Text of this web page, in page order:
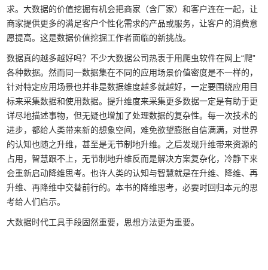
求。大数据的价值挖掘有机会把商家（含厂家）和客户连在一起，让
商家提供更多的满足客户个性化需求的产品或服务，让客户的消费意
愿提高。这是数据价值挖掘工作者面临的新挑战。
数据真的越多越好吗？不少大数据公司热衷于用爬虫软件在网上“爬”
各种数据。然而同一数据集在不同的应用场景价值密度是不一样的，
针对特定应用场景也并非是数据维度越多就越好，一定要围绕应用目
标来采集数据和使用数据。提升维度来采集更多数据一定是有助于更
详尽地描述事物，但无疑也增加了处理数据的复杂性。每一次技术的
进步，都给人类带来新的想象空间，难免欲望膨胀自信满满，对世界
的认知也随之升维，甚至是无节制地升维。之后发现升维带来资源的
占用，智慧跟不上，无节制地升维反而是解决方案复杂化，冷静下来
会重新启动降维思考。也许人类的认知与智慧就是在升维、降维、再
升维、再降维中交替前行的。本书的降维思考，必要时回归本元的思
考给人们启示。
大数据时代工具手段固然重要，思想方法更为重要。